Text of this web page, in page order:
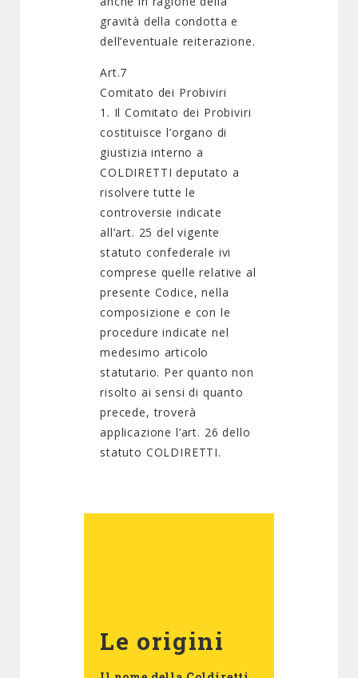
gravità della condotta e
dell’eventuale reiterazione.
Art.7
Comitato dei Probiviri
1. Il Comitato dei Probiviri
costituisce l’organo di
giustizia interno a
COLDIRETTI deputato a
risolvere tutte le
controversie indicate
all’art. 25 del vigente
statuto confederale ivi
comprese quelle relative al
presente Codice, nella
composizione e con le
procedure indicate nel
medesimo articolo
statutario. Per quanto non
risolto ai sensi di quanto
precede, troverà
applicazione l’art. 26 dello
statuto COLDIRETTI.
Le origini